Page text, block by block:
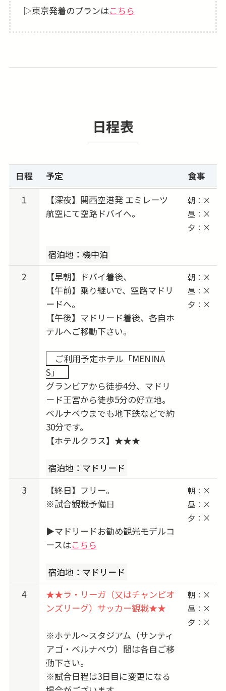
せっかくヨーロッパに行くのにサッカー観戦だ
けでは物足りない！という方は
2026/02/12 (木) 出発 → 2026/02/15 (日) vs レア
ル・ソシエダ （Real Sociedad）
ベンフィカ （Benfica） ★★CL★★
2026/02/26 (木) 出発 → 2026/03/01 (日) vs ヘタ
フェ （Getafe CF）
2026/03/12 (木) 出発 → 2026/03/15 (日) vs エル
レティコ・マドリード （Atlético de Madrid）
2026/04/09 (木) 出発 → 2026/04/12 (日) vs ジロ
ーナ （Girona FC）
2026/04/19 (日) 出発 → 2026/04/22 (水) vs アラ
ベス （Deportivo Alavés）
2026/05/10 (日) 出発 → 2026/05/13 (水) vs レア
ル・オビエド （Real Oviedo）
2026/05/21 (木) 出発 → 2026/05/24 (日) vs アス
レティック・ビルバオ （Athletic Club
※会場は全てホーム「サンチャゴ・ベルナベ
ウ」予定
▷東京発着のプランはこちら
日程表
日程 予定
食事
1
【深夜】関西空港発 エミレーツ
航空にて空路ドバイへ。
宿泊地：機中泊
朝：×
昼：×
夕：×
2
【早朝】ドバイ着後、
【午前】乗り継いで、空路マドリ
ードへ。
【午後】マドリード着後、各自ホ
テルへご移動下さい。
ご利用予定ホテル「MENINA
S」
グランビアから徒歩4分、マドリ
ード王宮から徒歩5分の好立地。
ベルナベウまでも地下鉄などで約
30分です。
【ホテルクラス】★★★
宿泊地：マドリード
朝：×
昼：×
夕：×
3
【終日】フリー。
※試合観戦予備日
▶マドリードお勧め観光モデルコ
ースはこちら
宿泊地：マドリード
朝：×
昼：×
夕：×
4
★★ラ・リーガ（又はチャンピオ
ンズリーグ）サッカー観戦★★
※ホテル〜スタジアム（サンティ
アゴ・ベルナベウ）間は各自ご移
動下さい。
※試合日程は3日目に変更になる
朝：×
昼：×
夕：×